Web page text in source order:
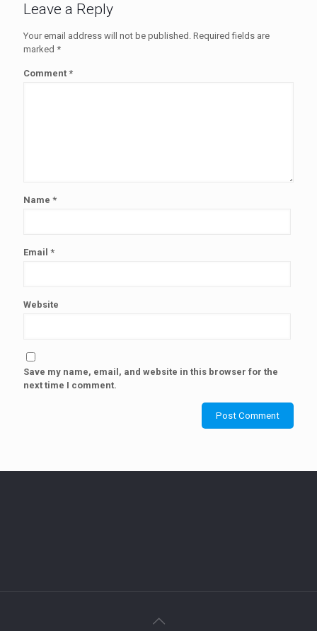
Leave a Reply
Your email address will not be published. Required fields are
marked *
Comment *
Name *
Email *
Website
Save my name, email, and website in this browser for the
next time I comment.